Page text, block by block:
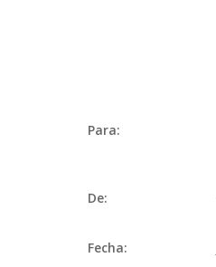
Para:
De:
Fecha: